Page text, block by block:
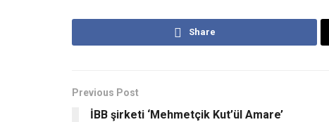
Share
Previous Post
İBB şirketi ‘Mehmetçik Kut’ül Amare’